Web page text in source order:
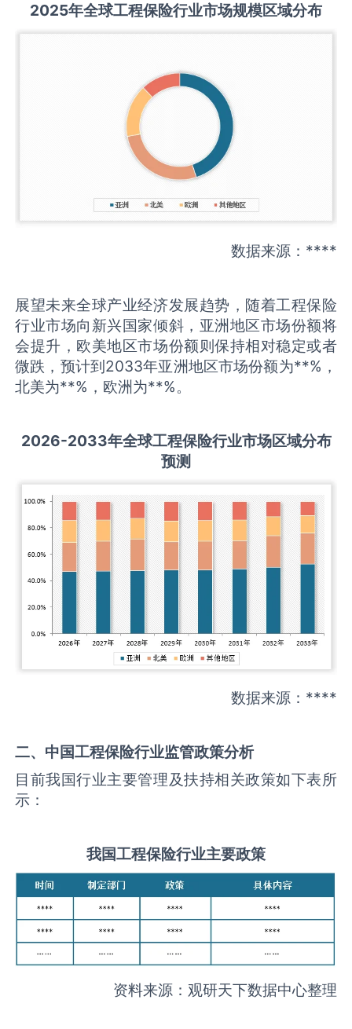
2025年全球工程保险行业市场规模区域分布
数据来源：****
展望未来全球产业经济发展趋势，随着工程保险
行业市场向新兴国家倾斜，亚洲地区市场份额将
会提升，欧美地区市场份额则保持相对稳定或者
微跌，预计到2033年亚洲地区市场份额为**%，
北美为**%，欧洲为**%。
2026-2033年全球工程保险行业市场区域分布
预测
数据来源：****
二、中国工程保险行业监管政策分析
目前我国行业主要管理及扶持相关政策如下表所
示：
我国工程保险行业主要政策
资料来源：观研天下数据中心整理